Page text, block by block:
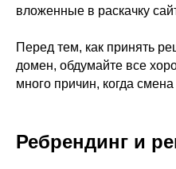
вложенные в раскачку
Перед тем, как принять
домен, обдумайте все
много причин, когда
Ребрендинг и